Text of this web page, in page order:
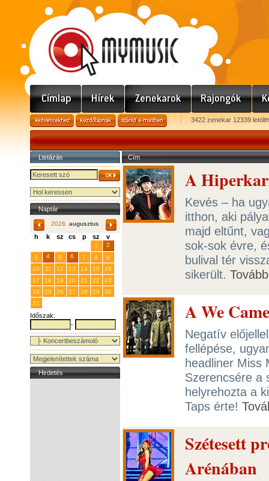
3422 zenekar 12339
Listázás
Naptár
2026. augusztus
h k sz cs p sz v
1
2
3
4 5 6 7 8
9
10
11 12 13 14 15
16
17
18 19 20 21 22
23
24
25 26 27 28 29
30
31
Időszak:
-
Hirdetés
Cím
A
Kevés – ha
itthon, aki
majd eltűnt,
sok-sok évre,
bulival tér
sikerült. Tovább
A We
Negatív
fellépése,
headliner Miss
Szerencsére a
helyrehozta a
Taps érte!
Szétesett
Arénában